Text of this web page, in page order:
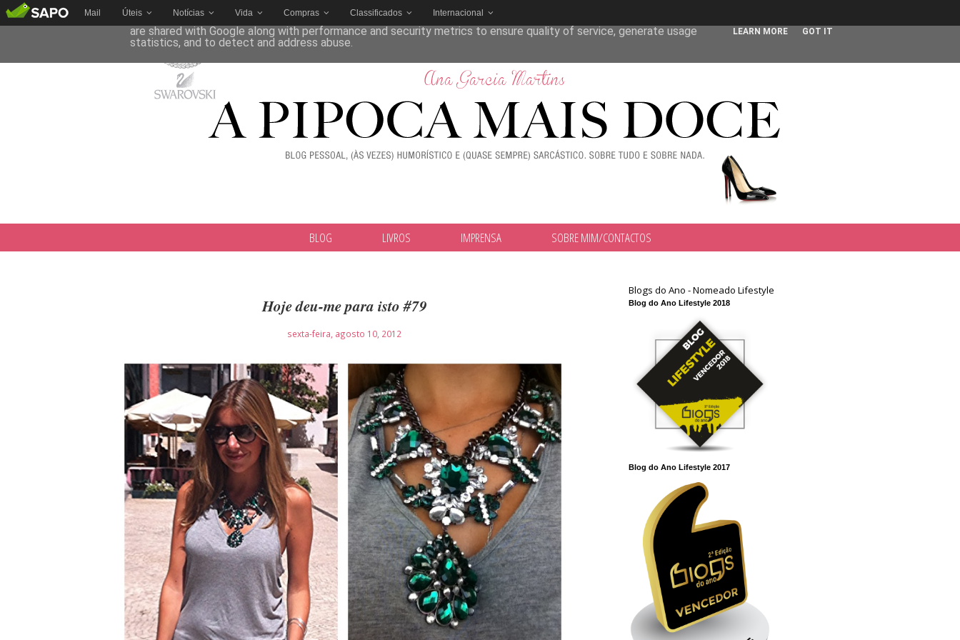
Mail Úteis Notícias Vida Compras Classificados Internacional
BLOG LIVROS IMPRENSA SOBRE MIM/CONTACTOS
Hoje deu-me para isto #79
sexta-feira, agosto 10, 2012
Blogs do Ano - Nomeado Lifestyle
Blog do Ano Lifestyle 2018
Blog do Ano Lifestyle 2017
This site uses cookies from Google to deliver its services and to analyze traffic. Your IP address and user-agent
are shared with Google along with performance and security metrics to ensure quality of service, generate usage
statistics, and to detect and address abuse.
LEARN MORE GOT IT